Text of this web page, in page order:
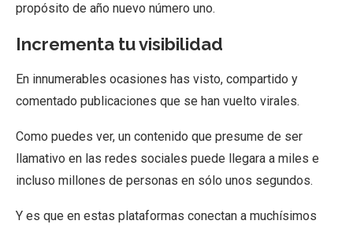
propósito de año nuevo número uno.
Incrementa tu visibilidad
En innumerables ocasiones has visto, compartido y
comentado publicaciones que se han vuelto virales.
Como puedes ver, un contenido que presume de ser
llamativo en las redes sociales puede llegara a miles e
incluso millones de personas en sólo unos segundos.
Y es que en estas plataformas conectan a muchísimos